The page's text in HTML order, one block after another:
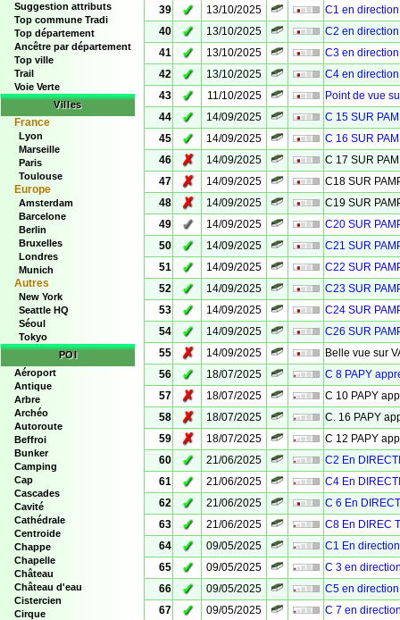
Suggestion attributs
Top commune Tradi
Top département
Ancêtre par département
Top ville
Trail
Voie Verte
Villes
France
Lyon
Marseille
Paris
Toulouse
Europe
Amsterdam
Barcelone
Berlin
Bruxelles
Londres
Munich
Autres
New York
Seattle HQ
Séoul
Tokyo
POI
Aéroport
Antique
Arbre
Archéo
Autoroute
Beffroi
Bunker
Camping
Cap
Cascades
Cavité
Cathédrale
Centroide
Chappe
Chapelle
Château
Château d'eau
Cistercien
Cirque
39
✓ 13/10/2025
C1 en
40
✓ 13/10/2025
C2 en
41
✓ 13/10/2025
C3 en
42
✓ 13/10/2025
C4 en
43
✓ 11/10/2025
Point de vue
44
✓ 14/09/2025
C 15 SUR
45
✓ 14/09/2025
C 16 SUR
46
✗ 14/09/2025
C 17 SUR
47
✗ 14/09/2025
C18 SUR
48
✗ 14/09/2025
C19 SUR
49
✓ 14/09/2025
C20 SUR
50
✓ 14/09/2025
C21 SUR
51
✓ 14/09/2025
C22 SUR
52
✓ 14/09/2025
C23 SUR
53
✓ 14/09/2025
C24 SUR
54
✓ 14/09/2025
C26 SUR
55
✗ 14/09/2025
Belle vue sur
56
✓ 18/07/2025
C 8 PAPY
57
✗ 18/07/2025
C 10 PAPY
58
✗ 18/07/2025
C. 16 PAPY
59
✗ 18/07/2025
C 12 PAPY
60
✓ 21/06/2025
C2 En
61
✓ 21/06/2025
C4 En
62
✓ 21/06/2025
C 6 En
63
✓ 21/06/2025
C8 En DIREC
64
✓ 09/05/2025
C1 En
65
✓ 09/05/2025
C 3 en
66
✓ 09/05/2025
C5 en
67
✓ 09/05/2025
C 7 en